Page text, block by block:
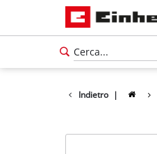
Indietro |